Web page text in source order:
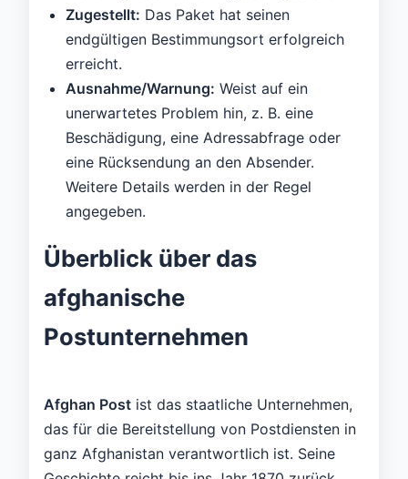
Zugestellt: Das Paket hat seinen
endgültigen Bestimmungsort erfolgreich
erreicht.
Ausnahme/Warnung: Weist auf ein
unerwartetes Problem hin, z. B. eine
Beschädigung, eine Adressabfrage oder
eine Rücksendung an den Absender.
Weitere Details werden in der Regel
angegeben.
Überblick über das
afghanische
Postunternehmen
Afghan Post ist das staatliche Unternehmen,
das für die Bereitstellung von Postdiensten in
ganz Afghanistan verantwortlich ist. Seine